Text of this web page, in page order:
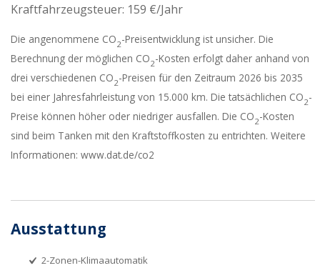
Kraftfahrzeugsteuer: 159 €/Jahr
Die angenommene CO2-Preisentwicklung ist unsicher. Die
Berechnung der möglichen CO2-Kosten erfolgt daher anhand von
drei verschiedenen CO2-Preisen für den Zeitraum 2026 bis 2035
bei einer Jahresfahrleistung von 15.000 km. Die tatsächlichen CO2-
Preise können höher oder niedriger ausfallen. Die CO2-Kosten
sind beim Tanken mit den Kraftstoffkosten zu entrichten. Weitere
Informationen: www.dat.de/co2
Ausstattung
2-Zonen-Klimaautomatik